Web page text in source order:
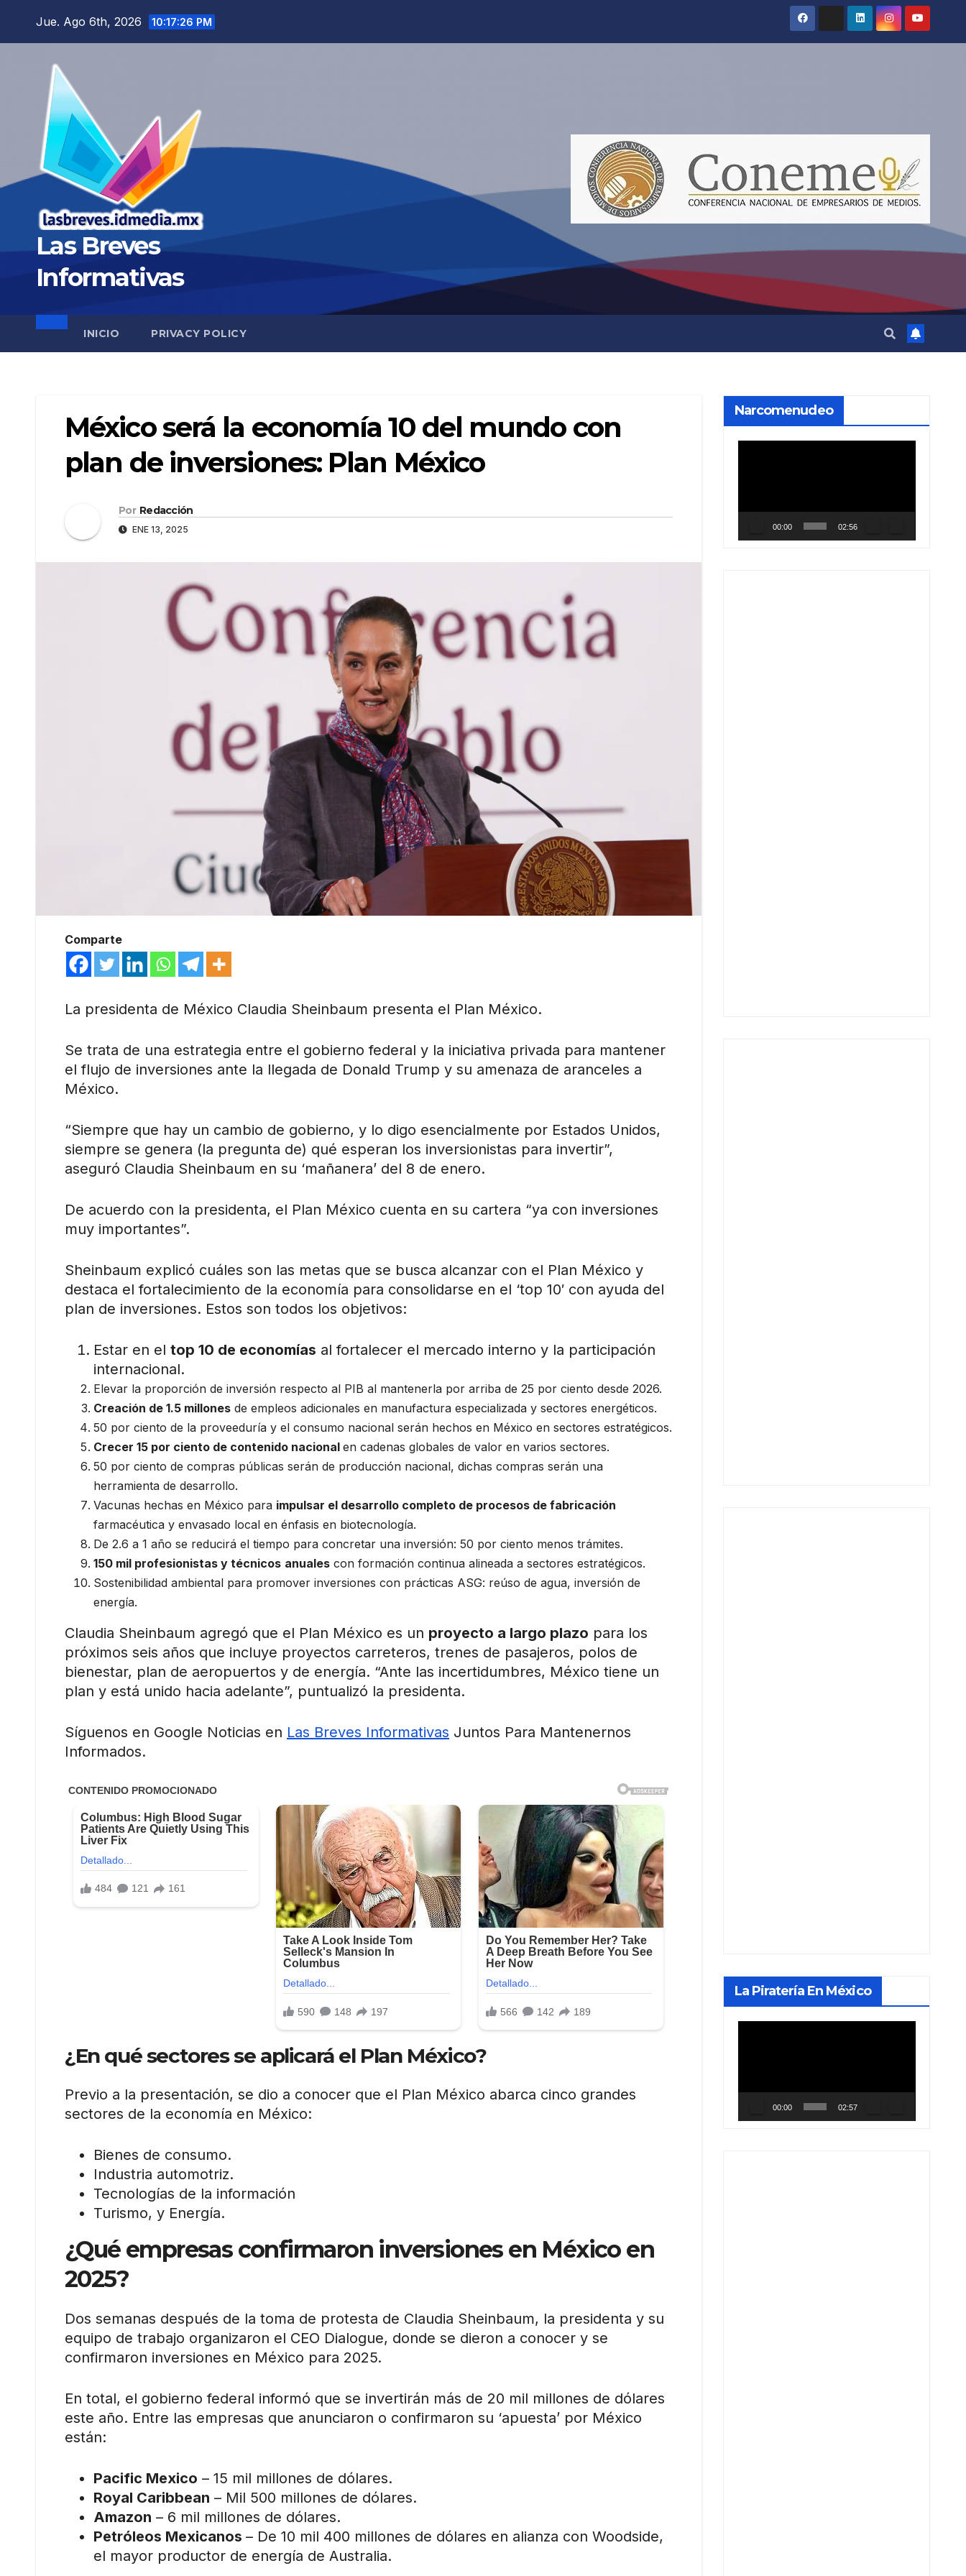
Jue. Ago 6th, 2026 10:17:27 PM
Las Breves
Informativas
INICIO PRIVACY POLICY
México será la economía 10 del mundo con
plan de inversiones: Plan México
Por Redacción
ENE 13, 2025
Comparte
La presidenta de México Claudia Sheinbaum presenta el Plan México.
Se trata de una estrategia entre el gobierno federal y la iniciativa privada para mantener
el flujo de inversiones ante la llegada de Donald Trump y su amenaza de aranceles a
México.
“Siempre que hay un cambio de gobierno, y lo digo esencialmente por Estados Unidos,
siempre se genera (la pregunta de) qué esperan los inversionistas para invertir”,
aseguró Claudia Sheinbaum en su ‘mañanera’ del 8 de enero.
De acuerdo con la presidenta, el Plan México cuenta en su cartera “ya con inversiones
muy importantes”.
Sheinbaum explicó cuáles son las metas que se busca alcanzar con el Plan México y
destaca el fortalecimiento de la economía para consolidarse en el ‘top 10′ con ayuda del
plan de inversiones. Estos son todos los objetivos:
Estar en el top 10 de economías al fortalecer el mercado interno y la participación
internacional.
Elevar la proporción de inversión respecto al PIB al mantenerla por arriba de 25 por ciento desde 2026.
Creación de 1.5 millones de empleos adicionales en manufactura especializada y sectores energéticos.
50 por ciento de la proveeduría y el consumo nacional serán hechos en México en sectores estratégicos.
Crecer 15 por ciento de contenido nacional en cadenas globales de valor en varios sectores.
50 por ciento de compras públicas serán de producción nacional, dichas compras serán una
herramienta de desarrollo.
Vacunas hechas en México para impulsar el desarrollo completo de procesos de fabricación
farmacéutica y envasado local en énfasis en biotecnología.
De 2.6 a 1 año se reducirá el tiempo para concretar una inversión: 50 por ciento menos trámites.
150 mil profesionistas y técnicos anuales con formación continua alineada a sectores estratégicos.
Sostenibilidad ambiental para promover inversiones con prácticas ASG: reúso de agua, inversión de
energía.
Claudia Sheinbaum agregó que el Plan México es un proyecto a largo plazo para los
próximos seis años que incluye proyectos carreteros, trenes de pasajeros, polos de
bienestar, plan de aeropuertos y de energía. “Ante las incertidumbres, México tiene un
plan y está unido hacia adelante”, puntualizó la presidenta.
Síguenos en Google Noticias en Las Breves Informativas Juntos Para Mantenernos
Informados.
¿En qué sectores se aplicará el Plan México?
Previo a la presentación, se dio a conocer que el Plan México abarca cinco grandes
sectores de la economía en México:
Bienes de consumo.
Industria automotriz.
Tecnologías de la información
Turismo, y Energía.
¿Qué empresas confirmaron inversiones en México en
2025?
Dos semanas después de la toma de protesta de Claudia Sheinbaum, la presidenta y su
equipo de trabajo organizaron el CEO Dialogue, donde se dieron a conocer y se
confirmaron inversiones en México para 2025.
En total, el gobierno federal informó que se invertirán más de 20 mil millones de dólares
este año. Entre las empresas que anunciaron o confirmaron su ‘apuesta’ por México
están:
Pacific Mexico – 15 mil millones de dólares.
Royal Caribbean – Mil 500 millones de dólares.
Amazon – 6 mil millones de dólares.
Petróleos Mexicanos – De 10 mil 400 millones de dólares en alianza con Woodside,
el mayor productor de energía de Australia.
Narcomenudeo
00:00 02:56
La Piratería En México
00:00 02:57